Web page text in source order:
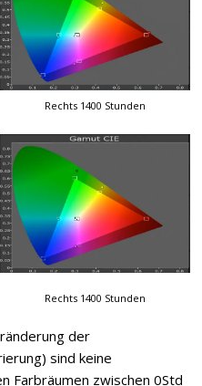
Rechts 1400 Stunden
Rechts 1400 Stunden
der
sind keine
Farbräumen zwischen 0Std